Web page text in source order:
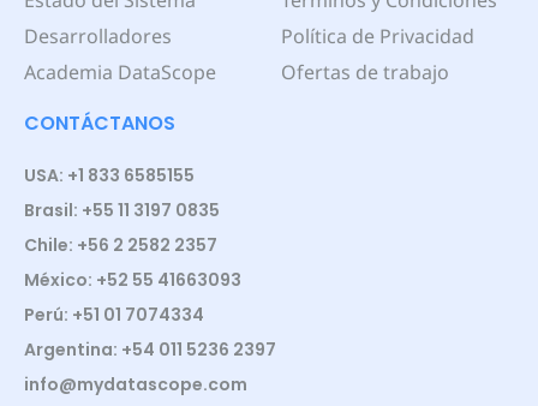
Desarrolladores
Academia DataScope
Política de Privacidad
Ofertas de trabajo
CONTÁCTANOS
USA: +1 833 6585155
Brasil: +55 11 3197 0835
Chile: +56 2 2582 2357
México: +52 55 41663093
Perú: +51 01 7074334
Argentina: +54 011 5236 2397
info@mydatascope.com